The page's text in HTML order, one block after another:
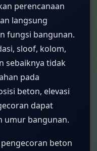
perencanaan
langsung
fungsi bangunan.
sloof, kolom,
sebaiknya tidak
pada
beton, elevasi
dapat
umur bangunan.
pengecoran beton